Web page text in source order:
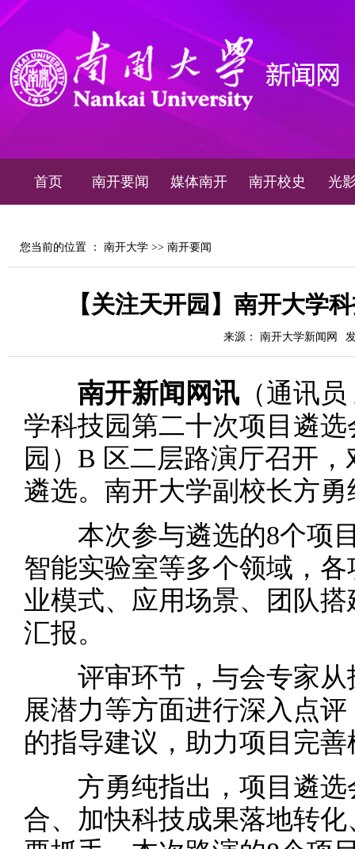
首页 南开要闻 媒体南开 南开校史 光
您当前的位置 ： 南开大学 >> 南开要闻
【关注天开园】南开大学
来源： 南开大学新闻网
南开新闻网讯 （通讯
学科技园第二十次项目遴
园）B 区二层路演厅召开
遴选。南开大学副校长方
本次参与遴选的8个项目
智能实验室等多个领域，
业模式、应用场景、团队
汇报。
评审环节，与会专家从
展潜力等方面进行深入点
的指导建议，助力项目完
方勇纯指出，项目遴选
合、加快科技成果落地转